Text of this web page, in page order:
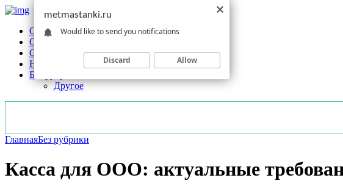
Обзоры станков
Оборудование
Обработка
Новости отрасли
Без рубрики
Другое
ГлавнаяБез рубрики
Касса для ООО: актуальные
metmastanki.ru
Would like to send you notifications
Discard Allow